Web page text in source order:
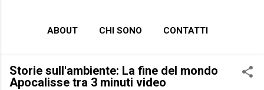
ABOUT CHI SONO CONTATTI
Storie sull'ambiente: La fine del mondo
Apocalisse tra 3 minuti video